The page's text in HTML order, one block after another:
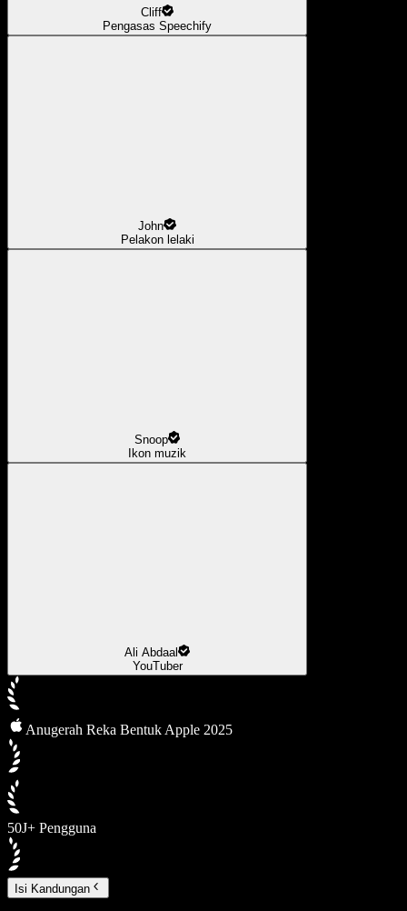
Cliff
Pengasas Speechify
John
Pelakon lelaki
Snoop
Ikon muzik
Ali Abdaal
YouTuber
Anugerah Reka Bentuk Apple 2025
50J+ Pengguna
Isi Kandungan